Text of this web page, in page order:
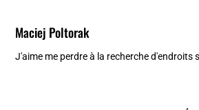
Maciej Poltorak
J'aime me perdre à la recherche d'endroits